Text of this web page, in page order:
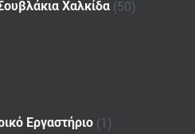
Χαλκίδα (50)
Εργαστήριο (1)